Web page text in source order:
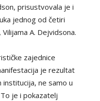
prisustvovala je i
jednog od četiri
A. Dejvidsona.
zajednice
je rezultat
institucija, ne samo u
je i pokazatelj